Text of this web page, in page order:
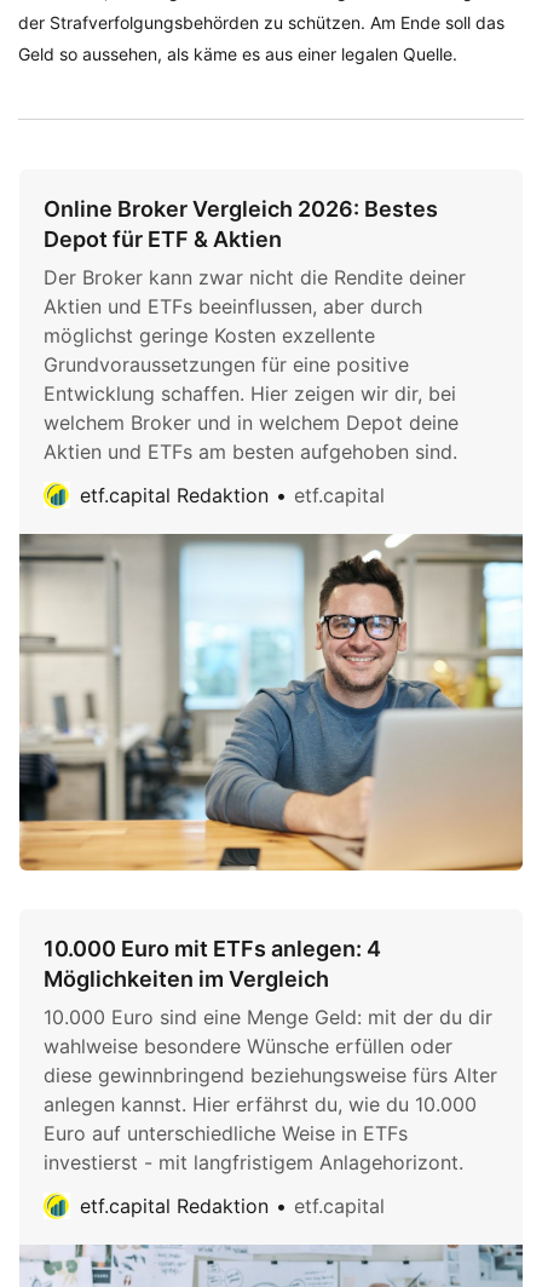
der Strafverfolgungsbehörden zu schützen. Am Ende soll das
Geld so aussehen, als käme es aus einer legalen Quelle.
Online Broker Vergleich 2026: Bestes
Depot für ETF & Aktien
Der Broker kann zwar nicht die Rendite deiner
Aktien und ETFs beeinflussen, aber durch
möglichst geringe Kosten exzellente
Grundvoraussetzungen für eine positive
Entwicklung schaffen. Hier zeigen wir dir, bei
welchem Broker und in welchem Depot deine
Aktien und ETFs am besten aufgehoben sind.
etf.capital Redaktion
etf.capital
10.000 Euro mit ETFs anlegen: 4
Möglichkeiten im Vergleich
10.000 Euro sind eine Menge Geld: mit der du dir
wahlweise besondere Wünsche erfüllen oder
diese gewinnbringend beziehungsweise fürs Alter
anlegen kannst. Hier erfährst du, wie du 10.000
Euro auf unterschiedliche Weise in ETFs
investierst - mit langfristigem Anlagehorizont.
etf.capital Redaktion
etf.capital